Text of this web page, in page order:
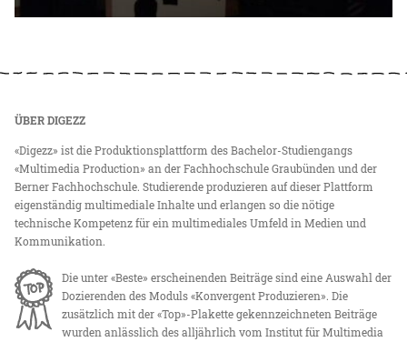
ÜBER DIGEZZ
«Digezz» ist die Produktionsplattform des Bachelor-Studiengangs
«Multimedia Production» an der Fachhochschule Graubünden und der
Berner Fachhochschule. Studierende produzieren auf dieser Plattform
eigenständig multimediale Inhalte und erlangen so die nötige
technische Kompetenz für ein multimediales Umfeld in Medien und
Kommunikation.
Die unter «Beste» erscheinenden Beiträge sind eine Auswahl der
Dozierenden des Moduls «Konvergent Produzieren». Die
zusätzlich mit der «Top»-Plakette gekennzeichneten Beiträge
wurden anlässlich des alljährlich vom Institut für Multimedia